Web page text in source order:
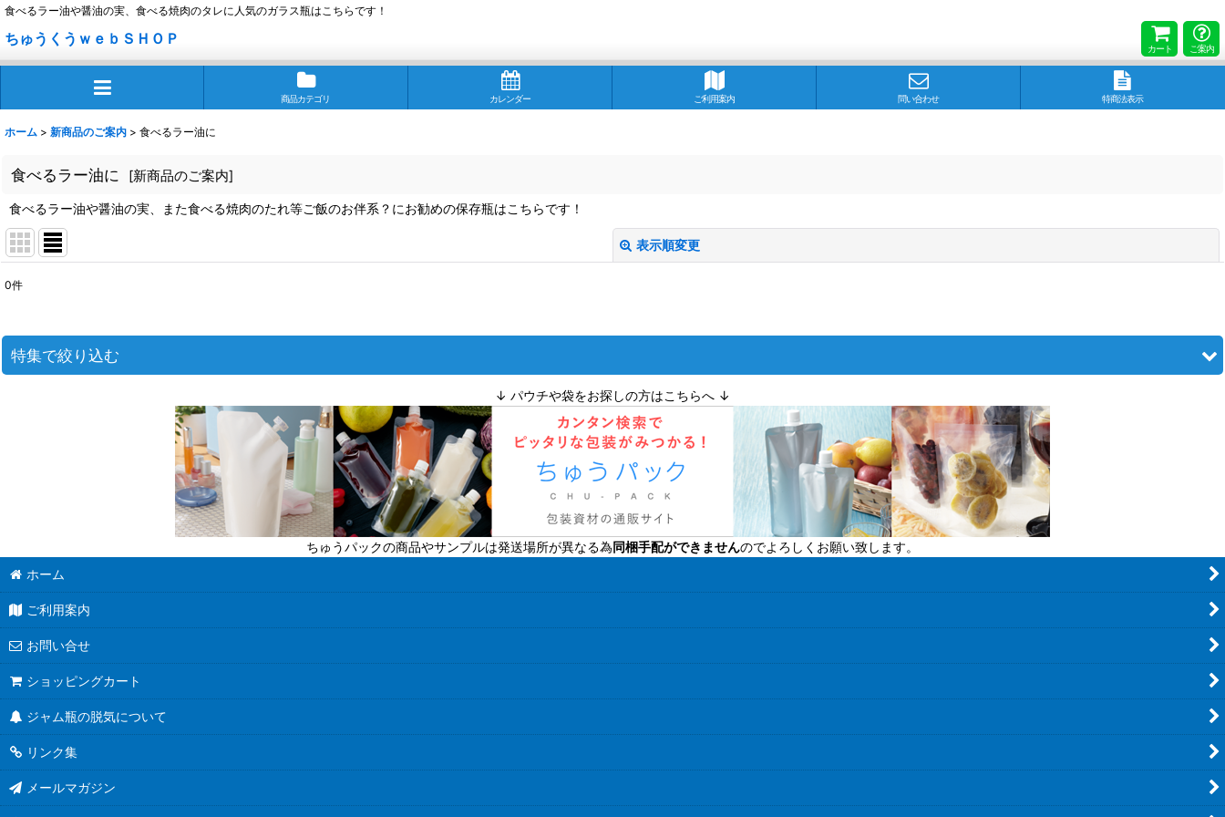
食べるラー油や醤油の実、食べる焼肉のタレに人気のガラス瓶はこちらです！
ちゅうくうｗｅｂＳＨＯＰ
カート ご案内
商品カテゴリ カレンダー ご利用案内 問い合わせ 特商法表示
ホーム > 新商品のご案内 > 食べるラー油に
食べるラー油に [新商品のご案内]
食べるラー油や醤油の実、また食べる焼肉のたれ等ご飯のお伴系？にお勧めの保存瓶はこちらです！
表示順変更
並び順 :
絞り込む
0件
特集で絞り込む
八角びん
角びん全て
マヨネーズびん
把手付びん
お酒のテイクアウト容器
人気のハーバリウム瓶
食べるラー油に
↓ パウチや袋をお探しの方はこちらへ ↓
ちゅうパックの商品やサンプルは発送場所が異なる為同梱手配ができませんのでよろしくお願い致します。
ホーム
ご利用案内
お問い合せ
ショッピングカート
ジャム瓶の脱気について
リンク集
メールマガジン